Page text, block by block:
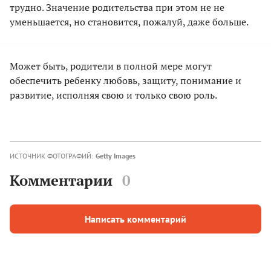
трудно. Значение родительства при этом не не
уменьшается, но становится, пожалуй, даже больше.
Может быть, родители в полной мере могут
обеспечить ребенку любовь, защиту, понимание и
развитие, исполняя свою и только свою роль.
ИСТОЧНИК ФОТОГРАФИЙ: Getty Images
Комментарии 0
Написать комментарий